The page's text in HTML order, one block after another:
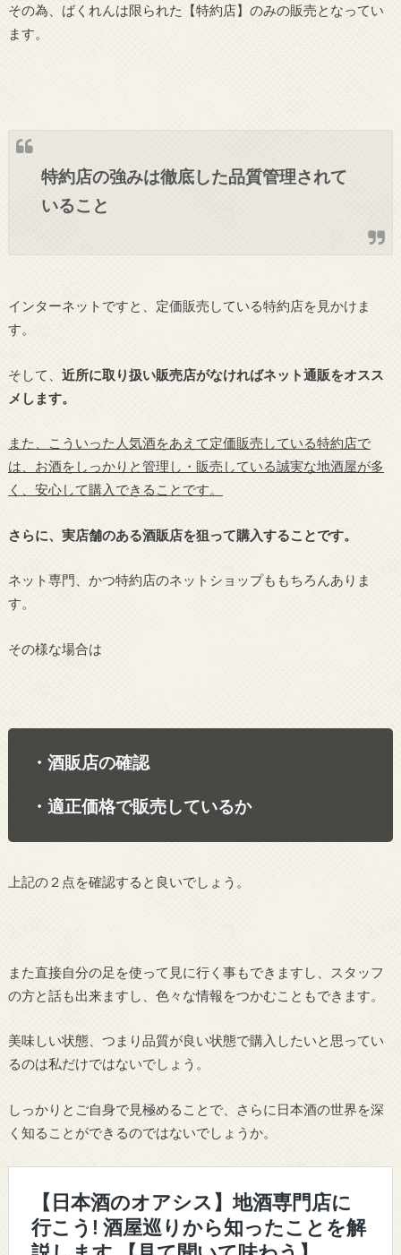
その為、ばくれんは限られた【特約店】のみの販売となってい
ます。
特約店の強みは徹底した品質管理されて
いること
インターネットですと、定価販売している特約店を見かけま
す。
そして、 近所に取り扱い販売店がなければネット通販をオスス
メします。
また、こういった人気酒をあえて定価販売している特約店で
は、お酒をしっかりと管理し・販売している誠実な地酒屋が多
く、安心して購入できることです。
さらに、実店舗のある酒販店を狙って購入することです。
ネット専門、かつ特約店のネットショップももちろんありま
す。
その様な場合は
・酒販店の確認
・適正価格で販売しているか
上記の２点を確認すると良いでしょう。
また直接自分の足を使って見に行く事もできますし、スタッフ
の方と話も出来ますし、色々な情報をつかむこともできます。
美味しい状態、つまり品質が良い状態で購入したいと思ってい
るのは私だけではないでしょう。
しっかりとご自身で見極めることで、さらに日本酒の世界を深
く知ることができるのではないでしょうか。